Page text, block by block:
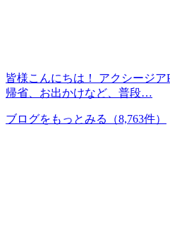
皆様こんにちは！ アクシージ
帰省、お出かけなど、普段…
ブログをもっとみる （8,763件）